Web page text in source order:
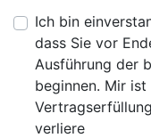
Ich bin
dass Sie vor
Ausführung der
beginnen. Mir
verliere